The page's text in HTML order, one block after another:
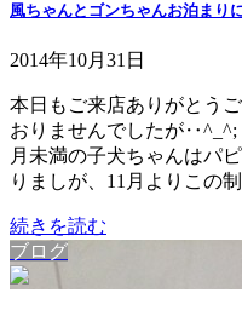
風ちゃんとゴンちゃんお泊まり
2014年10月31日
本日もご来店ありがとう
おりませんでしたが‥^_^;
月未満の子犬ちゃんはパ
りましが、11月よりこの
続きを読む
ブログ